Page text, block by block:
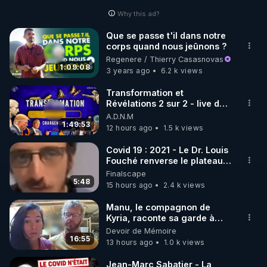
🌱 INSTAGRAM
https://www.instagram.com/rdlr_thierrycasasnovas/
http://rgnr.li/instagram
🌱 LA NEWSLETTER
Pour ne pas rater l’actualité RGNR (stages,
http://rgnr.li/news
🌱 VIDÉOS NON CENSURÉES SUR ODYSEE
Toutes les vidéos Youtube sont aussi sur la
http://rgnr.li/odysee
🌱 LES STAGES EN PRÉSENTIEL
Why this ad?
1:09:08
Que se passe t'il dans notre
corps quand nous jeûnons ?
Regenere / Thierry Casasnovas
3 years ago
6.2 k views
1:49:53
Transformation et
Révélations 2 sur 2 - live du
07/08/26
A.D.N.M
12 hours ago
1.5 k views
5:48
Covid 19 : 2021 - Le Dr. Louis
Fouché renverse le plateau
de CNews !
Finalscape
15 hours ago
2.4 k views
16:55
Manu, le compagnon de
Kyria, raconte sa garde à
vue musclée. PARTAGEZ!
Devoir de Mémoire
13 hours ago
1.0 k views
Jean-Marc Sabatier - La